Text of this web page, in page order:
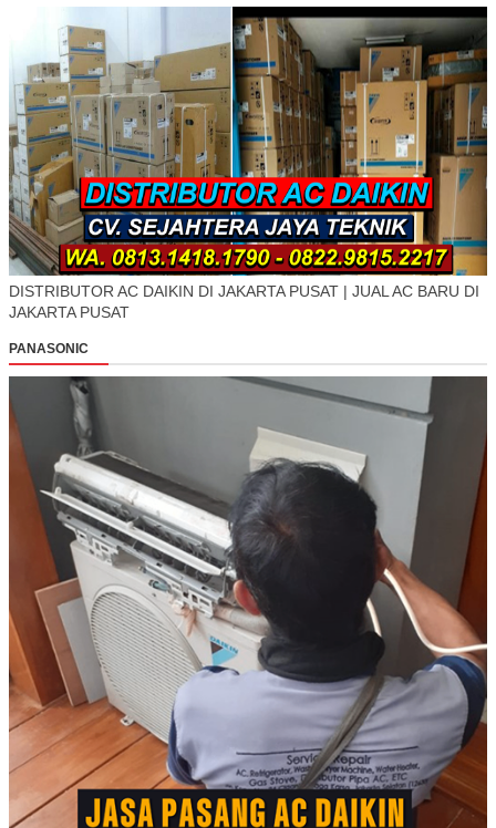
DISTRIBUTOR AC DAIKIN DI JAKARTA PUSAT | JUAL AC BARU DI
JAKARTA PUSAT
PANASONIC